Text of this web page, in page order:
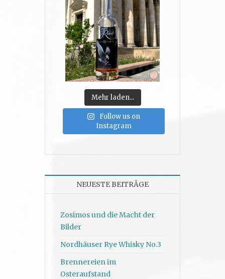
Mehr laden...
Follow us on
Instagram
NEUESTE BEITRÄGE
Zosimos und die Macht der
Bilder
Nordhäuser Rye Whisky No.3
Brennereien im
Osteraufstand